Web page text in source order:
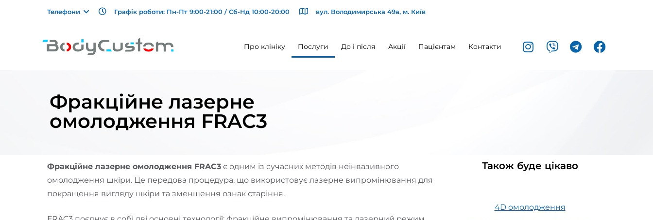
Телефони Графік роботи: Пн-Пт 9:00-21:00 / Сб-Нд 10:00-20:00 вул. Володимирська 49а, м. Київ
Про клініку Послуги До і після Акції Пацієнтам Контакти
Фракційне лазерне
омолодження FRAC3
Фракційне лазерне омолодження FRAC3 є одним із сучасних методів неінвазивного
омолодження шкіри. Це передова процедура, що використовує лазерне випромінювання для
покращення вигляду шкіри та зменшення ознак старіння.
Також буде цікаво
4D омолодження